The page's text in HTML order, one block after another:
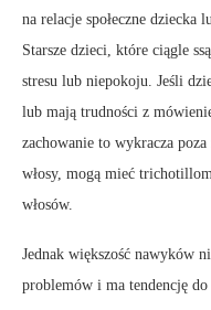
na relacje społeczne dziecka
Starsze dzieci, które ciągle
stresu lub niepokoju. Jeśli
lub mają trudności z
zachowanie to wykracza
włosy, mogą mieć
włosów.
Jednak większość nawyków
problemów i ma tendencję